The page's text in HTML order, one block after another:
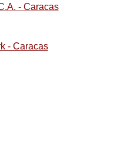
- Caracas
- Caracas